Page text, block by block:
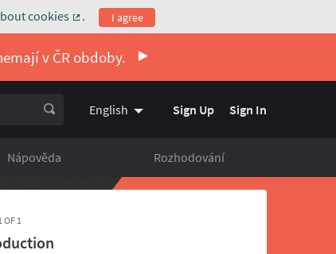
cookies
(External link)
. I agree
v ČR obdoby.
English Vyberte jazyk Choose language
Sign Up Sign In
Nápověda Rozhodování
OF 1